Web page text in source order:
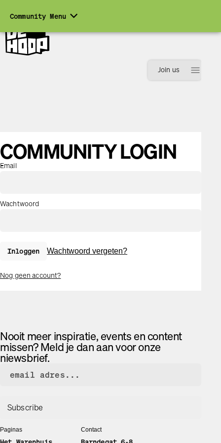
Community Menuexpand_more
Join us menu
COMMUNITY LOGIN
Email
Wachtwoord
Inloggen Wachtwoord vergeten?
Nog geen account?
Nooit meer inspiratie, events en content
missen? Meld je dan aan voor onze
niewsbrief.
Paginas Contact